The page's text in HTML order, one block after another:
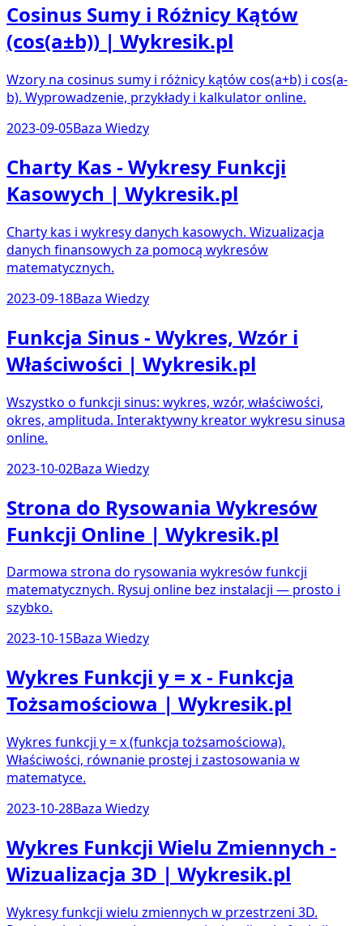
Cosinus Sumy i Różnicy Kątów
(cos(a±b)) | Wykresik.pl
Wzory na cosinus sumy i różnicy kątów cos(a+b) i cos(a-
b). Wyprowadzenie, przykłady i kalkulator online.
2023-09-05Baza Wiedzy
Charty Kas - Wykresy Funkcji
Kasowych | Wykresik.pl
Charty kas i wykresy danych kasowych. Wizualizacja
danych finansowych za pomocą wykresów
matematycznych.
2023-09-18Baza Wiedzy
Funkcja Sinus - Wykres, Wzór i
Właściwości | Wykresik.pl
Wszystko o funkcji sinus: wykres, wzór, właściwości,
okres, amplituda. Interaktywny kreator wykresu sinusa
online.
2023-10-02Baza Wiedzy
Strona do Rysowania Wykresów
Funkcji Online | Wykresik.pl
Darmowa strona do rysowania wykresów funkcji
matematycznych. Rysuj online bez instalacji — prosto i
szybko.
2023-10-15Baza Wiedzy
Wykres Funkcji y = x - Funkcja
Tożsamościowa | Wykresik.pl
Wykres funkcji y = x (funkcja tożsamościowa).
Właściwości, równanie prostej i zastosowania w
matematyce.
2023-10-28Baza Wiedzy
Wykres Funkcji Wielu Zmiennych -
Wizualizacja 3D | Wykresik.pl
Wykresy funkcji wielu zmiennych w przestrzeni 3D.